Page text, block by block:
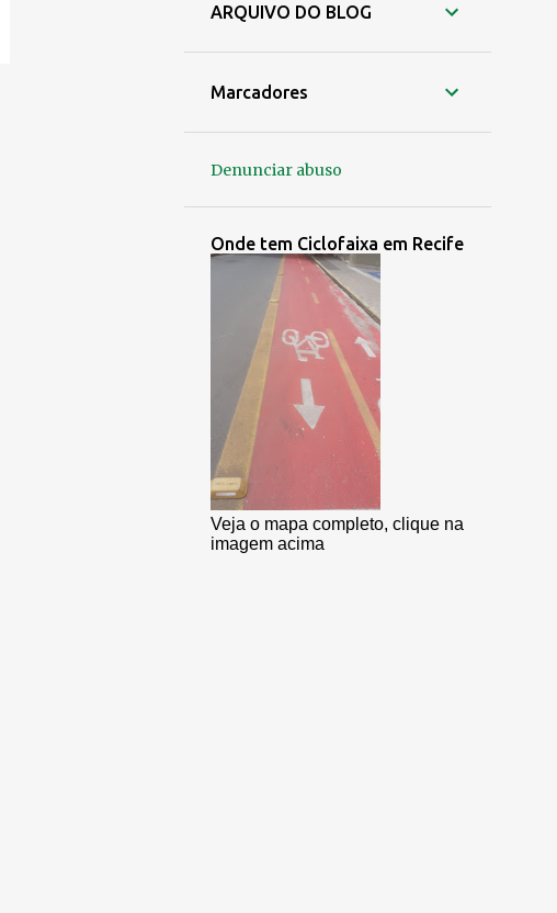
ARQUIVO DO BLOG
Marcadores
Denunciar abuso
Onde tem Ciclofaixa em Recife
Veja o mapa completo, clique na
imagem acima